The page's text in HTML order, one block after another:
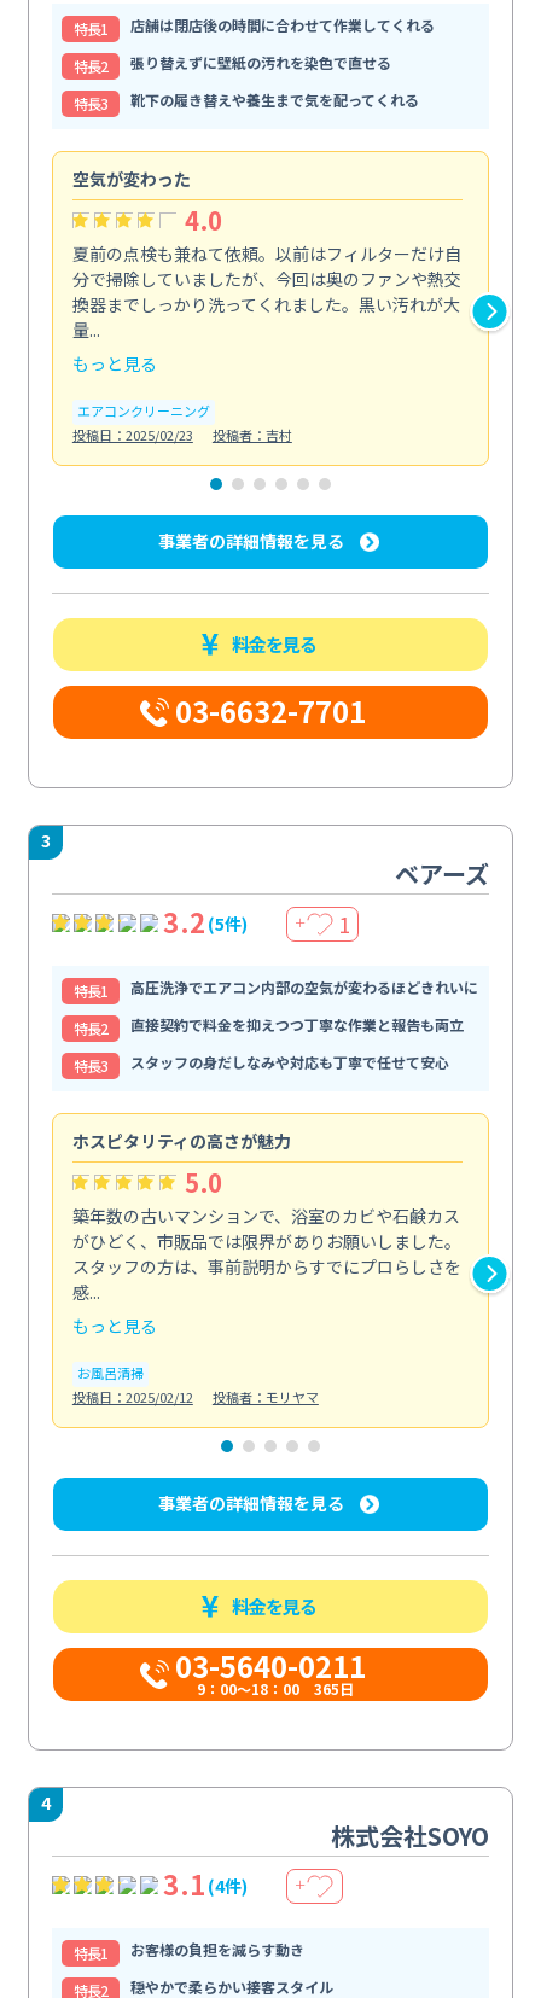
特⻑1
店舗は閉店後の時間に合わせて作業してくれる
特⻑2
張り替えずに壁紙の汚れを染色で直せる
特⻑3
靴下の履き替えや養生まで気を配ってくれる
空気が変わった
4.0
夏前の点検も兼ねて依頼。以前はフィルターだけ自
分で掃除していましたが、今回は奥のファンや熱交
換器までしっかり洗ってくれました。黒い汚れが大
量...
もっと見る
エアコンクリーニング
投稿日：2025/02/23
投稿者：吉村
事業者の詳細情報を見る
料金を見る
03-6632-7701
3
ベアーズ
3.2 (5件) ＋ 1
特⻑1
高圧洗浄でエアコン内部の空気が変わるほどきれいに
特⻑2
直接契約で料金を抑えつつ丁寧な作業と報告も両立
特⻑3
スタッフの身だしなみや対応も丁寧で任せて安心
ホスピタリティの高さが魅力
5.0
築年数の古いマンションで、浴室のカビや石鹸カス
がひどく、市販品では限界がありお願いしました。
スタッフの方は、事前説明からすでにプロらしさを
感...
もっと見る
お風呂清掃
投稿日：2025/02/12
投稿者：モリヤマ
事業者の詳細情報を見る
料金を見る
03-5640-0211
9：00～18：00 365日
4
株式会社SOYO
3.1 (4件) ＋
特⻑1
お客様の負担を減らす動き
特⻑2
穏やかで柔らかい接客スタイル